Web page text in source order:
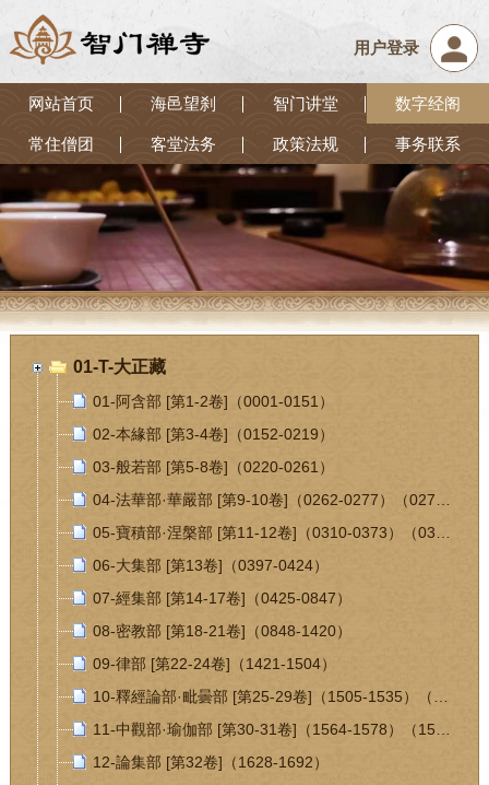
用户登录
网站首页 海邑望刹 智门讲堂 数字经阁
常住僧团 客堂法务 政策法规 事务联系
01-T-大正藏
01-阿含部 [第1-2卷]（0001-0151）
02-本緣部 [第3-4卷]（0152-0219）
03-般若部 [第5-8卷]（0220-0261）
06-大集部 [第13卷]（0397-0424）
07-經集部 [第14-17卷]（0425-0847）
08-密教部 [第18-21卷]（0848-1420）
09-律部 [第22-24卷]（1421-1504）
12-論集部 [第32卷]（1628-1692）